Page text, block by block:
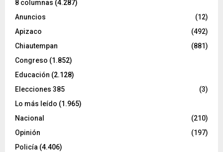
8 columnas (4.287)
Anuncios
(12)
Apizaco
(492)
Chiautempan
(881)
Congreso (1.852)
Educación (2.128)
Elecciones 385
(3)
Lo más leído (1.965)
Nacional
(210)
Opinión
(197)
Policía (4.406)